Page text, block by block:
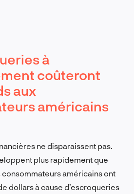
à
coûteront
aux
américains
ne disparaissent pas.
plus rapidement que
consommateurs américains ont
dollars à cause d’escroqueries